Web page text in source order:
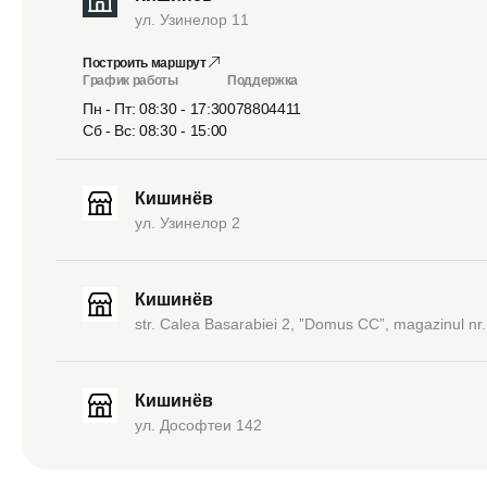
ул. Узинелор 11
Построить маршрут
График работы
Пн - Пт: 08:30 - 17:30
Сб - Вс: 08:30 - 15:00
Поддержка
078804411
Кишинёв
ул. Узинелор 2
Кишинёв
str. Calea Basarabiei 2, ”Domus CC”, magazinul
Кишинёв
ул. Дософтеи 142